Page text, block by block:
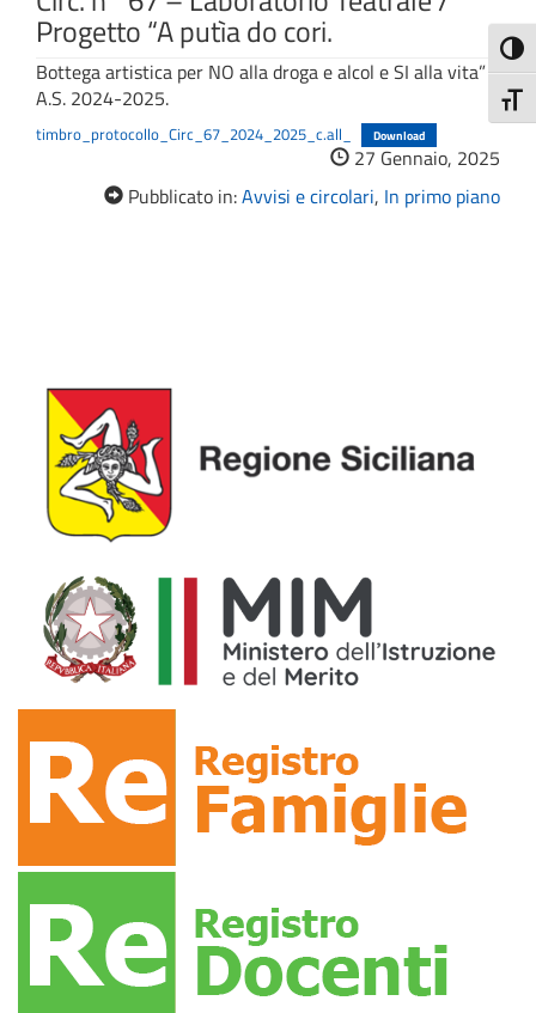
Progetto “A putìa do cori.
Bottega artistica per NO alla droga e alcol e SI alla vita” /
A.S. 2024-2025.
timbro_protocollo_Circ_67_2024_2025_c.all_ Download
27 Gennaio, 2025
Pubblicato in:Avvisi e circolari, In primo piano